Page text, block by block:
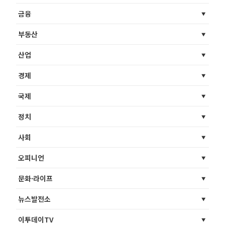
금융
부동산
산업
경제
국제
정치
사회
오피니언
문화·라이프
뉴스발전소
이투데이TV